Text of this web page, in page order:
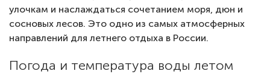
улочкам и наслаждаться сочетанием моря, дюн и
сосновых лесов. Это одно из самых атмосферных
направлений для летнего отдыха в России.
Погода и температура воды летом